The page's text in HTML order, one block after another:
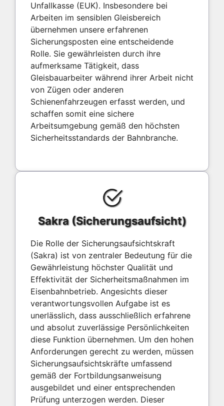
Unfallkasse (EUK). Insbesondere bei
Arbeiten im sensiblen Gleisbereich
übernehmen unsere erfahrenen
Sicherungsposten eine entscheidende
Rolle. Sie gewährleisten durch ihre
aufmerksame Tätigkeit, dass
Gleisbauarbeiter während ihrer Arbeit nicht
von Zügen oder anderen
Schienenfahrzeugen erfasst werden, und
schaffen somit eine sichere
Arbeitsumgebung gemäß den höchsten
Sicherheitsstandards der Bahnbranche.
Sakra (Sicherungsaufsicht)
Die Rolle der Sicherungsaufsichtskraft
(Sakra) ist von zentraler Bedeutung für die
Gewährleistung höchster Qualität und
Effektivität der Sicherheitsmaßnahmen im
Eisenbahnbetrieb. Angesichts dieser
verantwortungsvollen Aufgabe ist es
unerlässlich, dass ausschließlich erfahrene
und absolut zuverlässige Persönlichkeiten
diese Funktion übernehmen. Um den hohen
Anforderungen gerecht zu werden, müssen
Sicherungsaufsichtskräfte umfassend
gemäß der Fortbildungsanweisung
ausgebildet und einer entsprechenden
Prüfung unterzogen werden. Dieser